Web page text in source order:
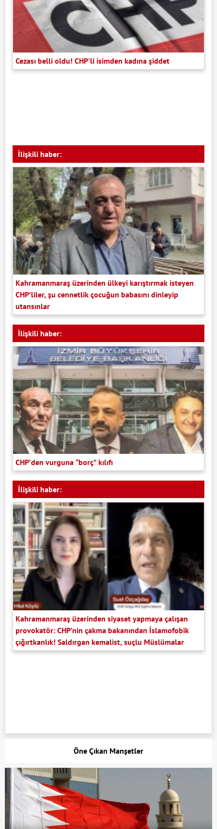
Cezası belli oldu! CHP'li isimden kadına şiddet
İlişkili haber:
Kahramanmaraş üzerinden ülkeyi karıştırmak isteyen
CHP’liler, şu cennetlik çocuğun babasını dinleyip
utansınlar
İlişkili haber:
CHP’den vurguna “borç” kılıfı
İlişkili haber:
Kahramanmaraş üzerinden siyaset yapmaya çalışan
provokatör: CHP’nin çakma bakanından İslamofobik
çığırtkanlık! Saldırgan kemalist, suçlu Müslümalar
Öne Çıkan Manşetler